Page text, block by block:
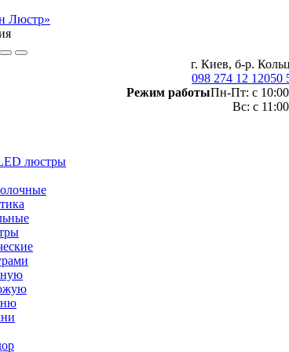
г. Киев, б-р.
098 274 12 12050
Режим работыПн-Пт: с
Вс: с
люстры